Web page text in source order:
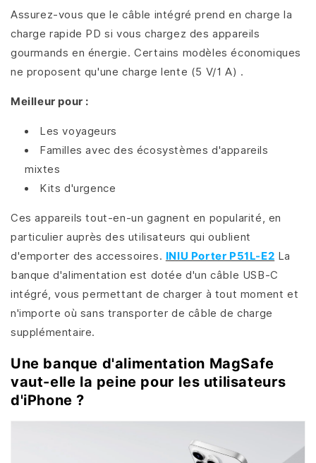
Assurez-vous que le câble intégré prend en charge la
charge rapide PD si vous chargez des appareils
gourmands en énergie. Certains modèles économiques
ne proposent qu'une charge lente (5 V/1 A) .
Meilleur pour :
Les voyageurs
Familles avec des écosystèmes d'appareils
mixtes
Kits d'urgence
Ces appareils tout-en-un gagnent en popularité, en
particulier auprès des utilisateurs qui oublient
d'emporter des accessoires. INIU Porter P51L-E2 La
banque d'alimentation est dotée d'un câble USB-C
intégré, vous permettant de charger à tout moment et
n'importe où sans transporter de câble de charge
supplémentaire.
Une banque d'alimentation MagSafe
vaut-elle la peine pour les utilisateurs
d'iPhone ?